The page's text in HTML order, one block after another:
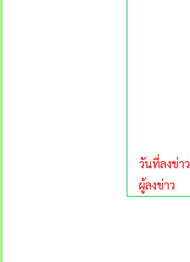
วันที่ลงข่าว
ผู้ลงข่าว